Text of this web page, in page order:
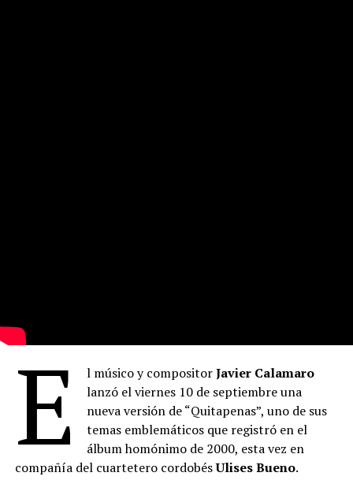
E l músico y compositorJavier Calamaro
lanzó el viernes 10 de septiembre una
nueva versión de “Quitapenas”, uno de sus
temas emblemáticos que registró en el
álbum homónimo de 2000, esta vez en
compañía del cuartetero cordobésUlises Bueno.